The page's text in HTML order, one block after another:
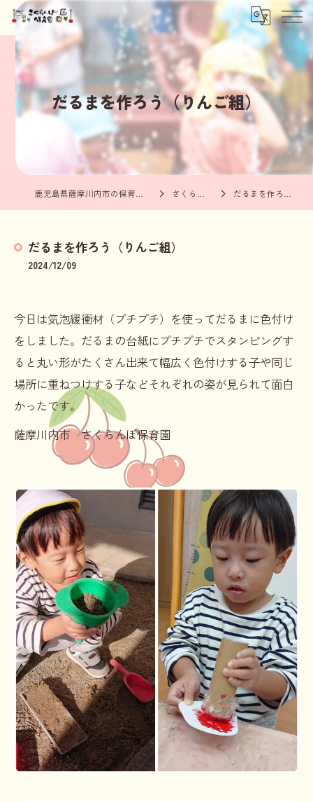
だるまを作ろう（りんご組）
さくらんぼブログ だるまを作ろう（りんご組）
だるまを作ろう（りんご組）
2024/12/09
今日は気泡緩衝材（プチプチ）を使ってだるまに色付け
をしました。だるまの台紙にプチプチでスタンピングす
ると丸い形がたくさん出来て幅広く色付けする子や同じ
場所に重ねつけする子などそれぞれの姿が見られて面白
かったです。
薩摩川内市 さくらんぼ保育園